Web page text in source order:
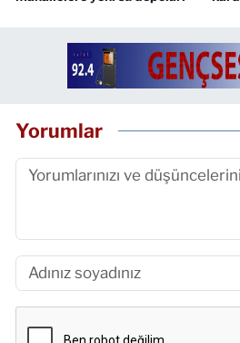
Yorumlar